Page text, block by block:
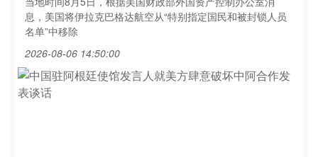
息，美国将伊拉克巴格达航空从“特别指定国民和被封锁人员
名单”中移除
2026-08-06 14:50:00